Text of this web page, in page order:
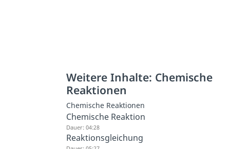
Weitere Inhalte: Chemische
Reaktionen
Chemische Reaktionen
Chemische Reaktion
Dauer: 04:28
Reaktionsgleichung